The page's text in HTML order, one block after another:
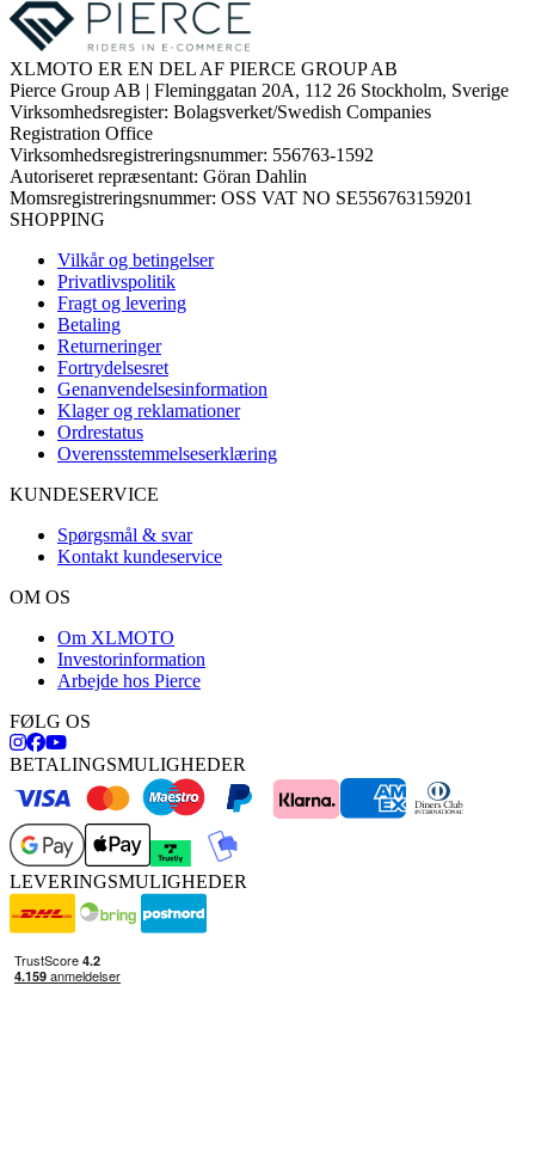
XLMOTO ER EN DEL AF PIERCE GROUP AB
Pierce Group AB | Fleminggatan 20A, 112 26 Stockholm, Sverige
Virksomhedsregister: Bolagsverket/Swedish Companies
Registration Office
Virksomhedsregistreringsnummer: 556763-1592
Autoriseret repræsentant: Göran Dahlin
Momsregistreringsnummer: OSS VAT NO SE556763159201
SHOPPING
Vilkår og betingelser
Privatlivspolitik
Fragt og levering
Betaling
Returneringer
Fortrydelsesret
Genanvendelsesinformation
Klager og reklamationer
Ordrestatus
Overensstemmelseserklæring
KUNDESERVICE
Spørgsmål & svar
Kontakt kundeservice
OM OS
Om XLMOTO
Investorinformation
Arbejde hos Pierce
FØLG OS
BETALINGSMULIGHEDER
LEVERINGSMULIGHEDER